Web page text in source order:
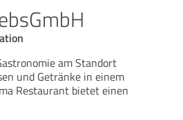
am Standort
und Getränke in einem
Restaurant bietet einen